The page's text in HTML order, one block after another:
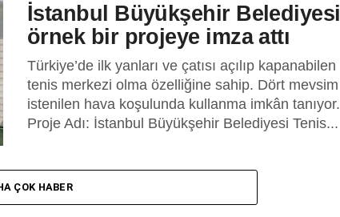
İstanbul Büyükşehir Belediyesi
örnek bir projeye imza attı
Türkiye’de ilk yanları ve çatısı açılıp kapanabilen
tenis merkezi olma özelliğine sahip. Dört mevsim
istenilen hava koşulunda kullanma imkân tanıyor.
Proje Adı: İstanbul Büyükşehir Belediyesi Tenis...
ÇOK HABER